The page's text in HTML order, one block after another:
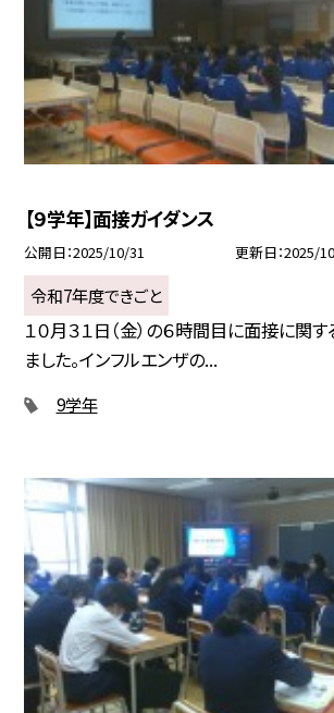
【９学年】面接ガイダンス
公開日 2025/10/31 更新日 2025/
令和7年度できごと
１０月３１日（金）の６時間目に面接に関
ました。インフルエンザの...
9学年